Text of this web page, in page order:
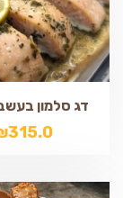
דג סלמון
315.0